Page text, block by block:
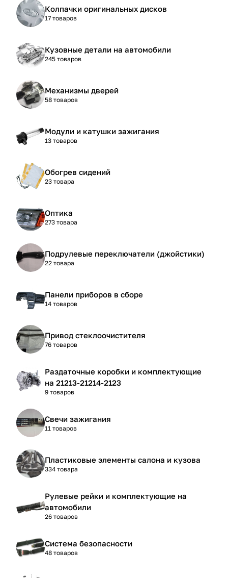
Колпачки оригинальных дисков
17 товаров
Кузовные детали на автомобили
245 товаров
Механизмы дверей
58 товаров
Модули и катушки зажигания
13 товаров
Обогрев сидений
23 товара
Оптика
273 товара
Подрулевые переключатели (джойстики)
22 товара
Панели приборов в сборе
14 товаров
Привод стеклоочистителя
76 товаров
Раздаточные коробки и комплектующие
на 21213-21214-2123
9 товаров
Свечи зажигания
11 товаров
Пластиковые элементы салона и кузова
334 товара
Рулевые рейки и комплектующие на
автомобили
26 товаров
Система безопасности
48 товаров